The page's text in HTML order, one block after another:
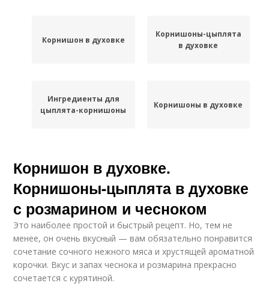
Корнишон в духовке
Корнишоны-цыплята
в духовке
Ингредиенты для
цыплята-корнишоны
Корнишоны в духовке
Корнишон в духовке.
Корнишоны-цыплята в духовке
с розмарином и чесноком
Это наиболее простой и быстрый рецепт. Но, тем не
менее, он очень вкусный — вам обязательно понравится
сочетание сочного нежного мяса и хрустящей ароматной
корочки. Вкус и запах чеснока и розмарина прекрасно
сочетается с курятиной.